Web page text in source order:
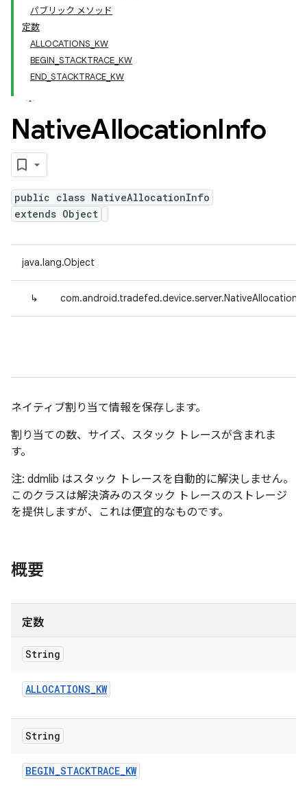
パブリック メソッド
定数
ALLOCATIONS_KW
BEGIN_STACKTRACE_KW
END_STACKTRACE_KW
NativeAllocationInfo
public class NativeAllocationInfo
extends Object
java.lang.Object
↳
ネイティブ割り当て情報を保存します。
割り当ての数、サイズ、スタック トレースが含まれま
す。
注: ddmlib はスタック トレースを自動的に解決しません。
このクラスは解決済みのスタック トレースのストレージ
を提供しますが、これは便宜的なものです。
概要
定数
String
ALLOCATIONS_KW
String
BEGIN_STACKTRACE_KW